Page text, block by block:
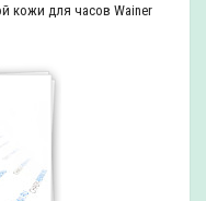
кожи для часов Wainer